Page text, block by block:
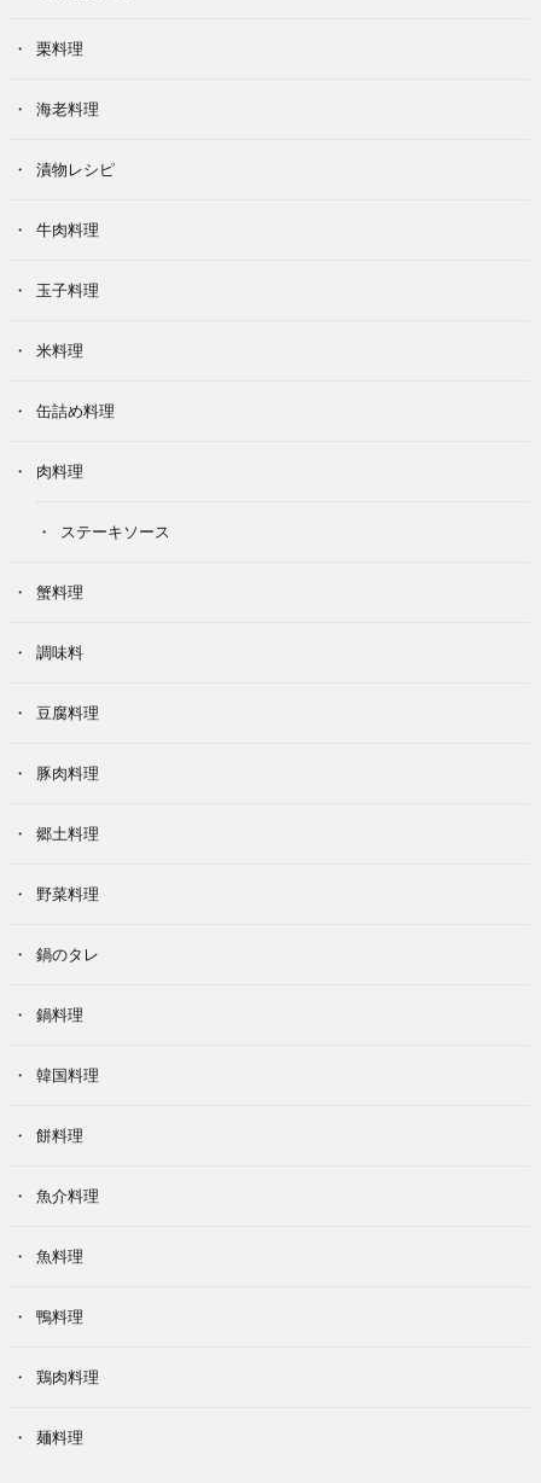
栗料理
海老料理
漬物レシピ
牛肉料理
玉子料理
米料理
缶詰め料理
肉料理
ステーキソース
蟹料理
調味料
豆腐料理
豚肉料理
郷土料理
野菜料理
鍋のタレ
鍋料理
韓国料理
餅料理
魚介料理
魚料理
鴨料理
鶏肉料理
麺料理